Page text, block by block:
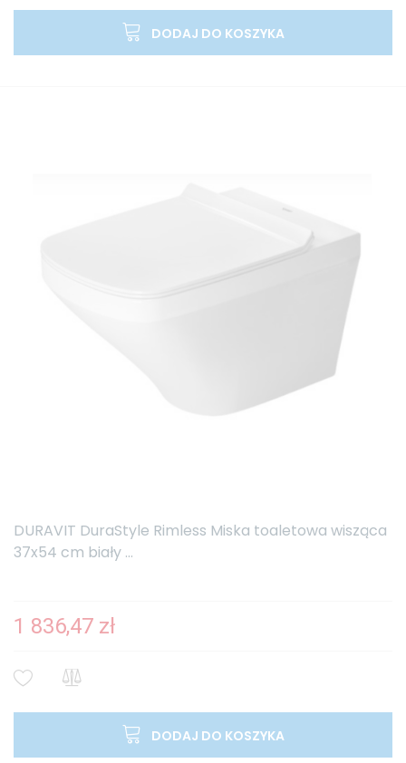
DODAJ DO KOSZYKA
DURAVIT DuraStyle Rimless Miska toaletowa wisząca
37x54 cm biały ...
1 836,47 zł
DODAJ DO KOSZYKA